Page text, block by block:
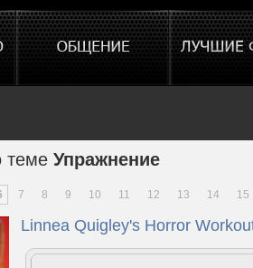
теме Упражнение
7 8 9 10 11 12 13 14 15
Linnea Quigley's Horror